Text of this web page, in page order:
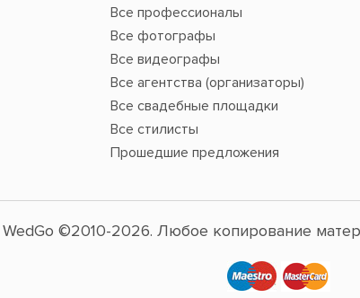
Все профессионалы
Все фотографы
Все видеографы
Все агентства (организаторы)
Все свадебные площадки
Все стилисты
Прошедшие предложения
WedGo ©2010-2026. Любое копирование